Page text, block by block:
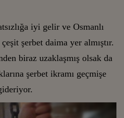
iyi gelir ve Osmanlı
şerbet daima yer almıştır.
biraz uzaklaşmış olsak da
şerbet ikramı geçmişe